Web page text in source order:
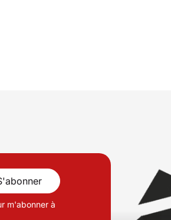
m'abonner à